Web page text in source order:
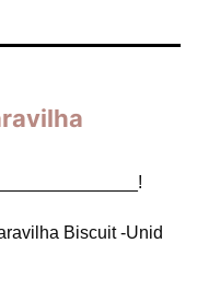
Biscuit -Unid